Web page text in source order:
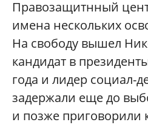
Правозащитнный
имена нескольких
На свободу вышел
кандидат в
года и лидер социал-
задержали еще до
и позже приговорили